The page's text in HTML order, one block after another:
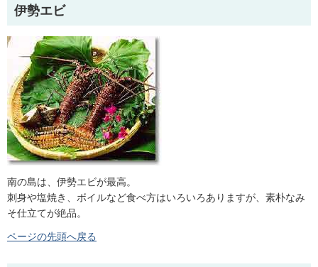
伊勢エビ
南の島は、伊勢エビが最高。
刺身や塩焼き、ボイルなど食べ方はいろいろありますが、素朴なみ
そ仕立てが絶品。
ページの先頭へ戻る